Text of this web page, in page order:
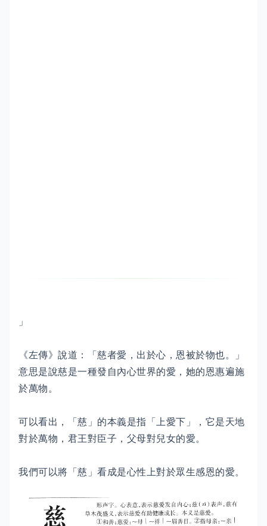
」
《左傳》說道：「慈者愛，出於心，恩被於物也。」
意思是說慈是一種發自內心世界的愛，她的恩惠遍施
於萬物。
可以看出，「慈」的本義是指「上愛下」，它是天地
對於萬物，君王對臣子，父母對兒女的愛。
我們可以將「慈」看成是心性上對於眾生感恩的愛。